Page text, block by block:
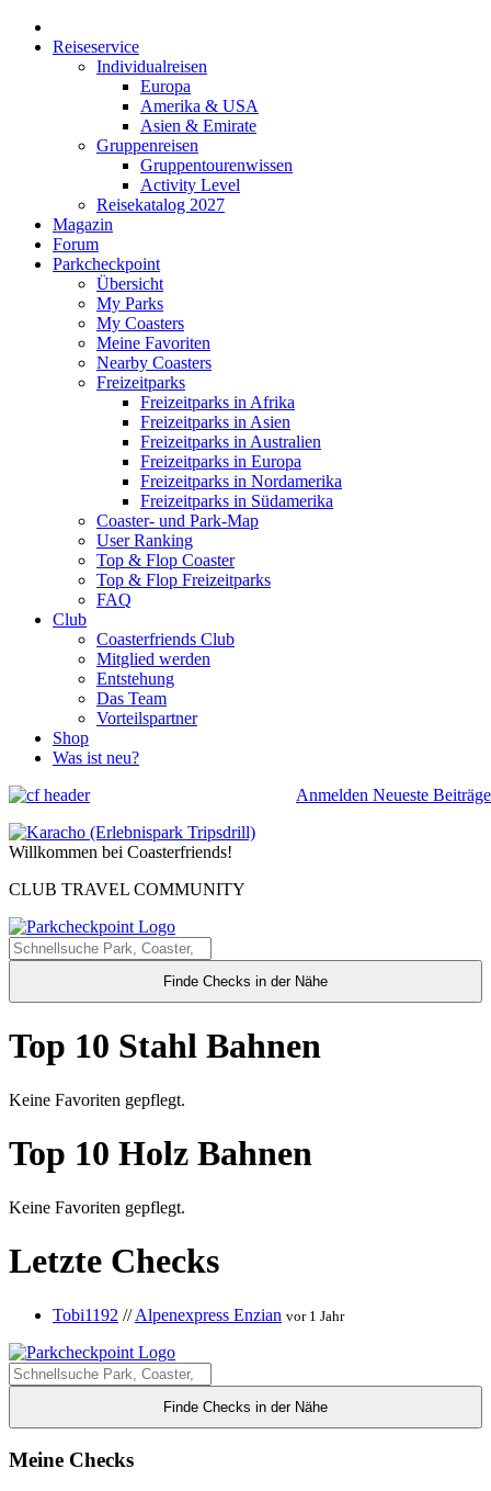
Reiseservice
Individualreisen
Europa
Amerika & USA
Asien & Emirate
Gruppenreisen
Gruppentourenwissen
Activity Level
Reisekatalog 2027
Magazin
Forum
Parkcheckpoint
Übersicht
My Parks
My Coasters
Meine Favoriten
Nearby Coasters
Freizeitparks
Freizeitparks in Afrika
Freizeitparks in Asien
Freizeitparks in Australien
Freizeitparks in Europa
Freizeitparks in Nordamerika
Freizeitparks in Südamerika
Coaster- und Park-Map
User Ranking
Top & Flop Coaster
Top & Flop Freizeitparks
FAQ
Club
Coasterfriends Club
Mitglied werden
Entstehung
Das Team
Vorteilspartner
Shop
Was ist neu?
Anmelden Neueste Beiträge
Willkommen bei Coasterfriends!
CLUB TRAVEL COMMUNITY
Finde Checks in der Nähe
Top 10 Stahl Bahnen
Keine Favoriten gepflegt.
Top 10 Holz Bahnen
Keine Favoriten gepflegt.
Letzte Checks
Tobi1192 //Alpenexpress Enzian vor 1 Jahr
Finde Checks in der Nähe
Meine Checks